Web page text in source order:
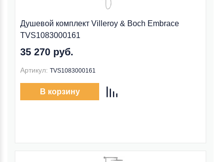
Душевой комплект Villeroy & Boch Embrace
TVS1083000161
35 270 руб.
Артикул: TVS1083000161
В корзину